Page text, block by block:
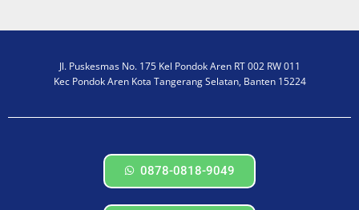
Jl. Puskesmas No. 175 Kel Pondok Aren RT 002 RW 011
Kec Pondok Aren Kota Tangerang Selatan, Banten 15224
0878-0818-9049